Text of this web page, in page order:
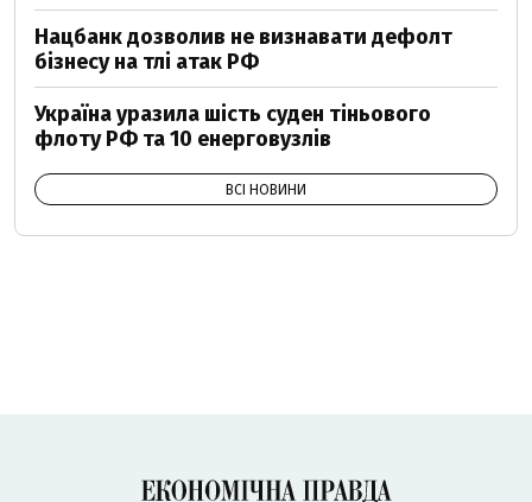
Нацбанк дозволив не визнавати дефолт
бізнесу на тлі атак РФ
Україна уразила шість суден тіньового
флоту РФ та 10 енерговузлів
ВСІ НОВИНИ